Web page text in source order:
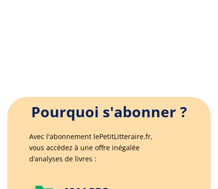
Pourquoi s'abonner ?
Avec l'abonnement lePetitLitteraire.fr,
vous accédez à une offre inégalée
d’analyses de livres :